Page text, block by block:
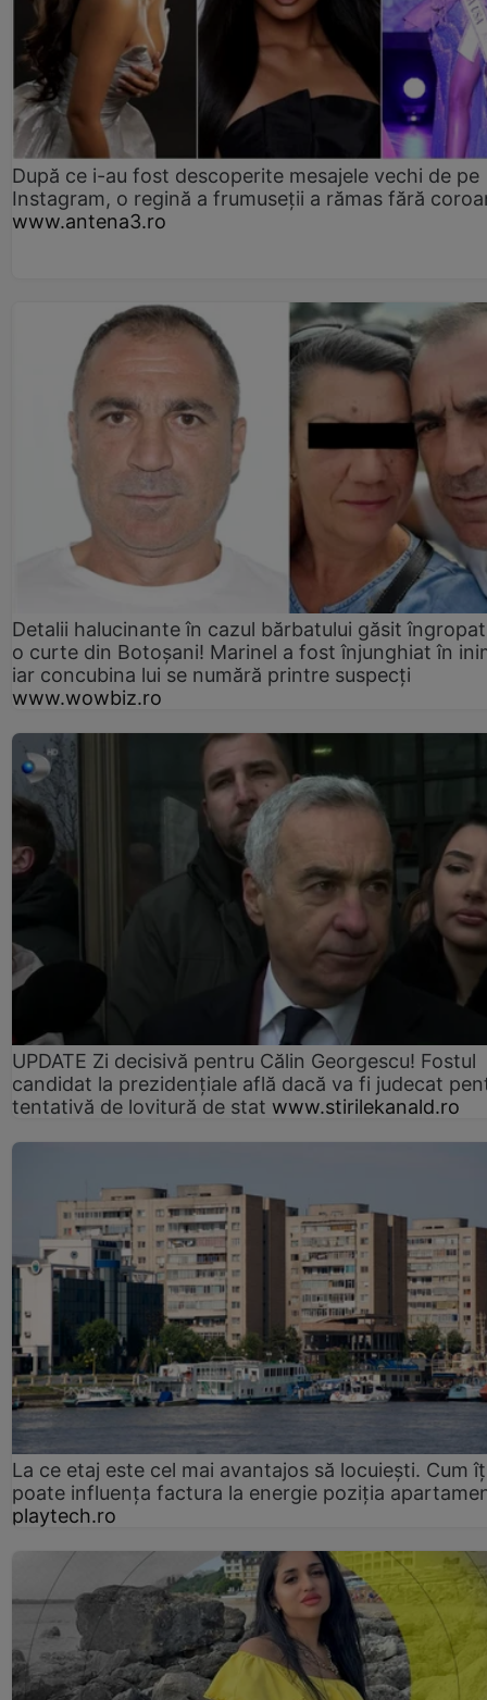
După ce i-au fost descoperite mesajele vechi de pe
Instagram, o regină a frumuseții a rămas fără
www.antena3.ro
Detalii halucinante în cazul bărbatului găsit
o curte din Botoșani! Marinel a fost înjunghiat în
iar concubina lui se numără printre suspecți
www.wowbiz.ro
UPDATE Zi decisivă pentru Călin Georgescu! Fostul
candidat la prezidențiale află dacă va fi judecat
tentativă de lovitură de stat www.stirilekanald.ro
La ce etaj este cel mai avantajos să locuiești. Cum
poate influența factura la energie poziția
playtech.ro